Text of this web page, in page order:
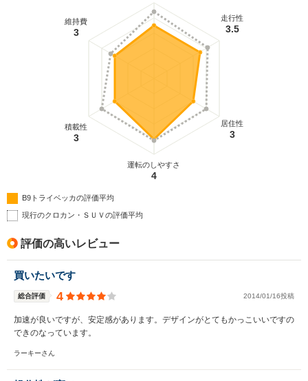
走行性
3.5
居住性
3
運転のしやすさ
4
積載性
3
維持費
3
B9トライベッカの評価平均
現行のクロカン・ＳＵＶの評価平均
評価の高いレビュー
買いたいです
総合評価 4 2014/01/16投稿
加速が良いですが、安定感があります。デザインがとてもかっこいいですの
できのなっています。
ラーキーさん